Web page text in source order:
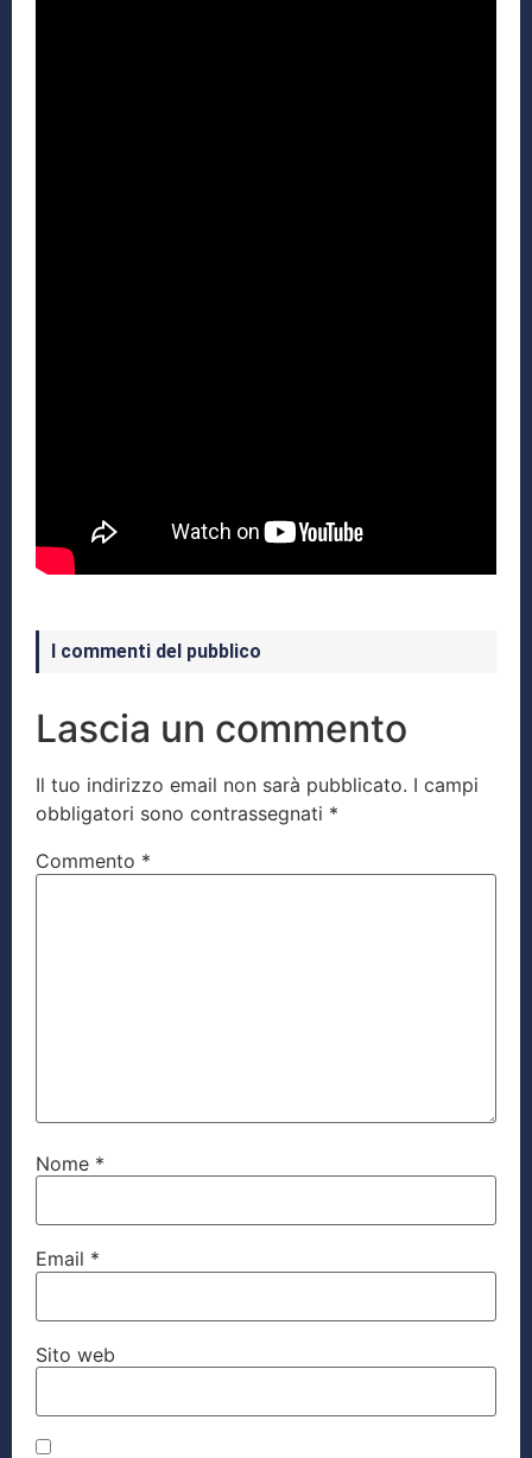
I commenti del pubblico
Lascia un commento
Il tuo indirizzo email non sarà pubblicato. I campi
obbligatori sono contrassegnati *
Commento *
Nome *
Email *
Sito web